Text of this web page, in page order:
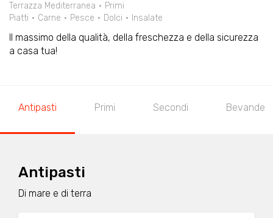
Terrazza Mediterranea
Primi
Piatti
Carne Pesce Dolci Insalate
Il massimo della qualità, della freschezza e della sicurezza
a casa tua!
Antipasti Primi Secondi Bevande
Antipasti
Di mare e di terra